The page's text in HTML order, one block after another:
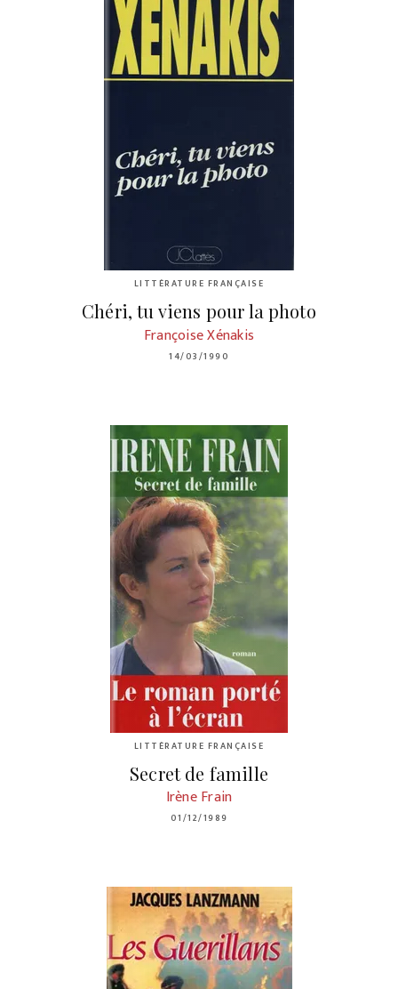
LITTÉRATURE FRANÇAISE
Chéri, tu viens pour la photo
Françoise Xénakis
14/03/1990
LITTÉRATURE FRANÇAISE
Secret de famille
Irène Frain
01/12/1989